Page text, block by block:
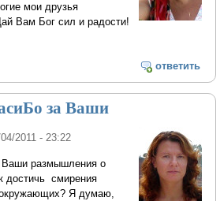
мои друзья
Вам Бог сил и радости!
ответить
за Ваши
2011 - 23:22
Ваши размышления о
достичь смирения
Я думаю,